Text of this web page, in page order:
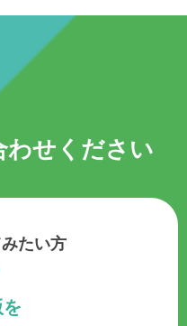
わせください
たい方